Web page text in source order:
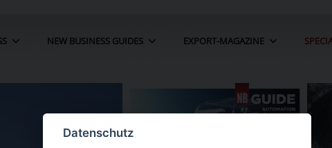
NEW BUSINESS GUIDES EXPORT-MAGAZINE
Datenschutz